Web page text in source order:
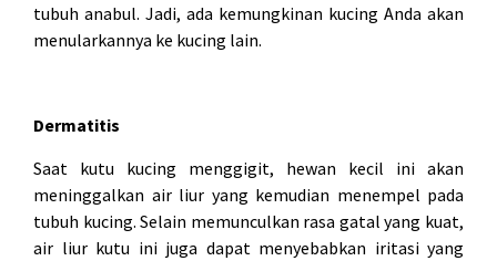
tubuh anabul. Jadi, ada kemungkinan kucing Anda akan
menularkannya ke kucing lain.
Dermatitis
Saat kutu kucing menggigit, hewan kecil ini akan
meninggalkan air liur yang kemudian menempel pada
tubuh kucing. Selain memunculkan rasa gatal yang kuat,
air liur kutu ini juga dapat menyebabkan iritasi yang